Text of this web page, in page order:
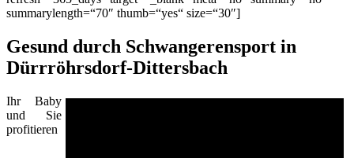
summarylength=“70″ thumb=“yes“ size=“30″]
Gesund durch Schwangerensport in
Dürrröhrsdorf-Dittersbach
Ihr Baby
und Sie
profitieren